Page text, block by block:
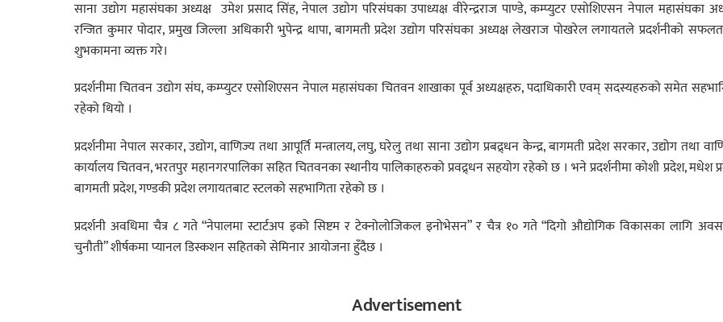
साना उद्योग महासंघका अध्यक्ष उमेश प्रसाद सिंह, नेपाल उद्योग परिसंघका उपाध्यक्ष वीरेन्द्रराज पाण्डे, कम्प्युटर एसोशिएसन नेपाल महासंघका
रन्जित कुमार पोदार, प्रमुख जिल्ला अधिकारी भुपेन्द्र थापा, बागमती प्रदेश उद्योग परिसंघका अध्यक्ष लेखराज पोखरेल लगायतले प्रदर्शनीको
शुभकामना व्यक्त गरे।
प्रदर्शनीमा चितवन उद्योग संघ, कम्प्युटर एसोशिएसन नेपाल महासंघका चितवन शाखाका पूर्व अध्यक्षहरु, पदाधिकारी एवम् सदस्यहरुको समेत
रहेको थियो ।
प्रदर्शनीमा नेपाल सरकार, उद्योग, वाणिज्य तथा आपूर्ति मन्त्रालय, लघु, घरेलु तथा साना उद्योग प्रबद्र्धन केन्द्र, बागमती प्रदेश सरकार, उद्योग तथा
कार्यालय चितवन, भरतपुर महानगरपालिका सहित चितवनका स्थानीय पालिकाहरुको प्रवद्र्धन सहयोग रहेको छ । भने प्रदर्शनीमा कोशी प्रदेश, मधेश
बागमती प्रदेश, गण्डकी प्रदेश लगायतबाट स्टलको सहभागिता रहेको छ ।
प्रदर्शनी अवधिमा चैत्र ८ गते “नेपालमा स्टार्टअप इको सिष्टम र टेक्नोलोजिकल इनोभेसन” र चैत्र १० गते “दिगो औद्योगिक विकासका लागि
चुनौती” शीर्षकमा प्यानल डिस्कशन सहितको सेमिनार आयोजना हुँदैछ ।
Advertisement